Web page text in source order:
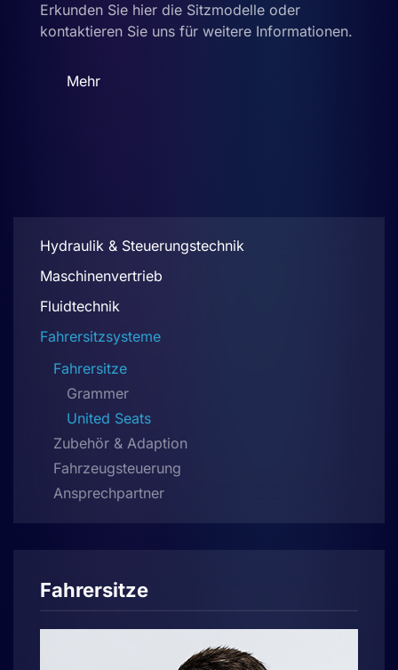
Erkunden Sie hier die Sitzmodelle oder
kontaktieren Sie uns für weitere Informationen.
Mehr
Hydraulik & Steuerungstechnik
Maschinenvertrieb
Fluidtechnik
Fahrersitzsysteme
Fahrersitze
Grammer
United Seats
Zubehör & Adaption
Fahrzeugsteuerung
Ansprechpartner
Fahrersitze